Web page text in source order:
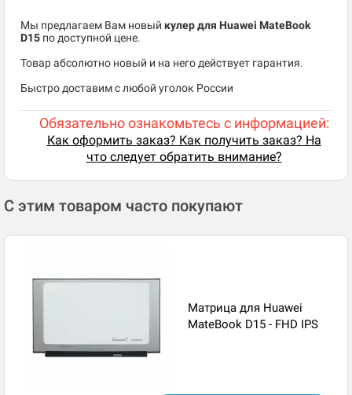
Мы предлагаем Вам новый кулер для Huawei MateBook
D15 по доступной цене.
Товар абсолютно новый и на него действует гарантия.
Быстро доставим с любой уголок России
Обязательно ознакомьтесь с информацией:
Как оформить заказ? Как получить заказ? На
что следует обратить внимание?
С этим товаром часто покупают
Матрица для Huawei
MateBook D15 - FHD IPS